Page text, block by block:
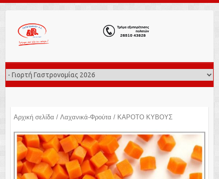
Αρχική σελίδα / Λαχανικά-Φρούτα / ΚΑΡΟΤΟ ΚΥΒΟΥΣ